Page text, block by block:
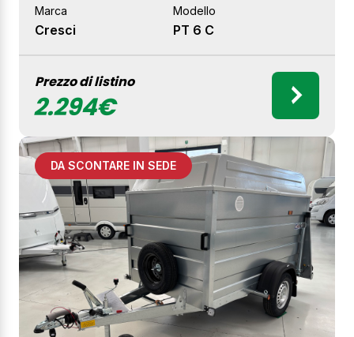
Marca
Cresci
Modello
PT 6 C
Prezzo di listino
2.294€
DA SCONTARE IN SEDE